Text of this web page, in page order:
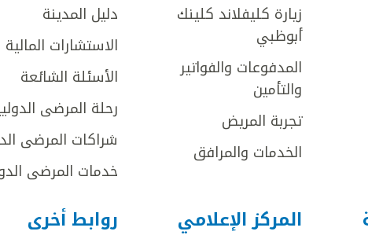
زيارة كليفلاند كلينك
أبوظبي
المدفوعات والفواتير
والتأمين
تجربة المريض
الخدمات والمرافق
دليل المدينة
الاستشارات المالية
الأسئلة الشائعة
رحلة المرضى
شراكات المرضى
خدمات المرضى
المركز الإعلامي روابط أخرى